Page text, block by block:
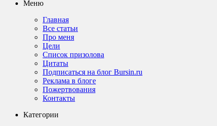
Меню
Главная
Все статьи
Про меня
Цели
Список призолова
Цитаты
Подписаться на блог Bursin.ru
Реклама в блоге
Пожертвования
Контакты
Категории